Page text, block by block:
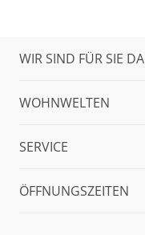
WIR SIND FÜR SIE DA
WOHNWELTEN
SERVICE
ÖFFNUNGSZEITEN